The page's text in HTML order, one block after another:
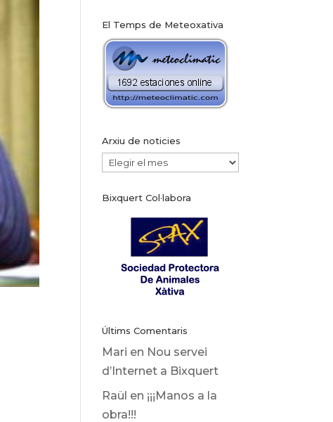
El Temps de Meteoxativa
Arxiu de noticies
Arxiu
noticies
Bixquert Col·labora
Últims Comentaris
Mari en Nou servei
d’Internet a Bixquert
Raül en ¡¡¡Manos a la
obra!!!